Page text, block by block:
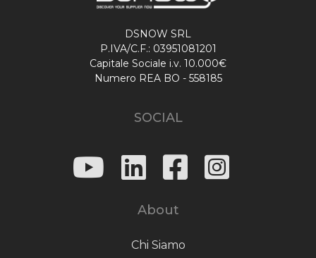
DSNOW SRL
P.IVA/C.F.: 03951081201
Capitale Sociale i.v. 10.000€
Numero REA BO - 558185
SOCIAL
About
Chi Siamo